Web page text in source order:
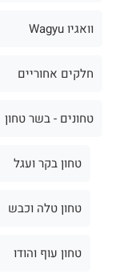
וואגיו Wagyu
חלקים אחוריים
טחונים - בשר טחון
טחון בקר ועגל
טחון טלה וכבש
טחון עוף והודו